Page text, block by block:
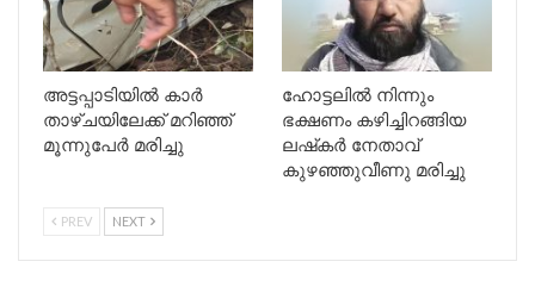
അട്ടപ്പാടിയിൽ കാര്‍
താഴ്ചയിലേക്ക് മറിഞ്ഞ്
മൂന്നുപേര്‍ മരിച്ചു
ഹോട്ടലിൽ നിന്നും
ഭക്ഷണം കഴിച്ചിറങ്ങിയ
ലഷ്‌കർ നേതാവ്
കുഴഞ്ഞുവീണു മരിച്ചു
PREV NEXT